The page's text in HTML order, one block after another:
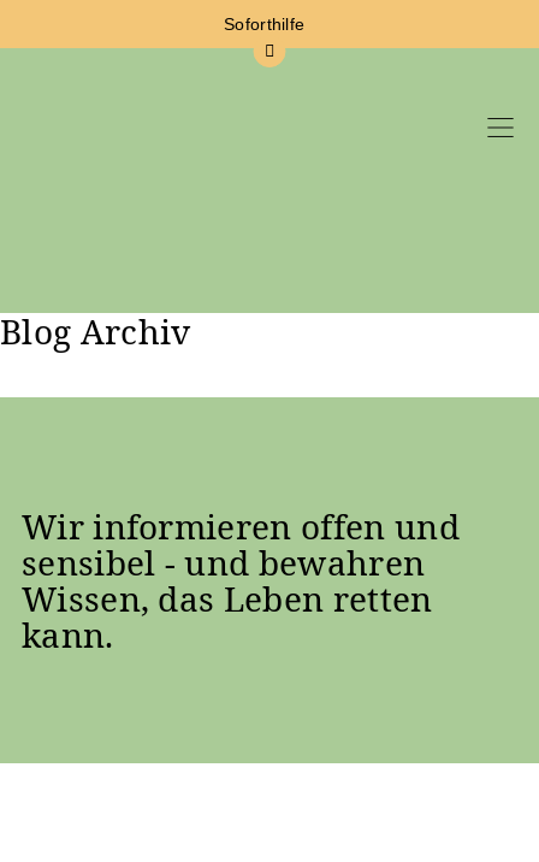
Zum Hauptinhalt springen
Soforthilfe
Blog Archiv
Wir informieren offen und
sensibel - und bewahren
Wissen, das Leben retten
kann.